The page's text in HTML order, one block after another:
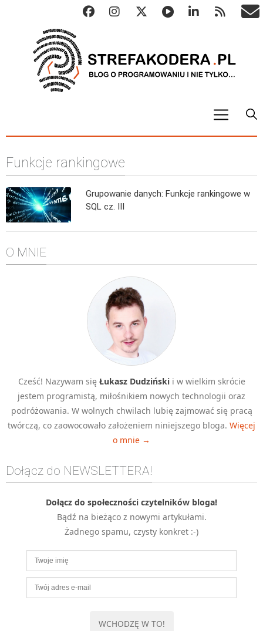
ALGO
Metody numeryczne
Algorytmy wyszukiwania
Inne
C++
Elementarz Java
Pascal
HTML 5
CSS 3
Django
PHP
WordPress
MOBILE
Android
KONTROLA WERSJI
SQL
Funkcje rankingowe
Grupowanie danych: Funkcje rankingowe w
SQL cz. III
O MNIE
Cześć! Nazywam się Łukasz Dudzińskii w wielkim skrócie
jestem programistą, miłośnikiem nowych technologii oraz
podróżowania. W wolnych chwilach lubię zajmować się pracą
twórczą, co zaowocowało założeniem niniejszego bloga. Więcej
o mnie →
Dołącz do NEWSLETTERA!
Dołącz do społeczności czytelników bloga!
Bądź na bieżąco z nowymi artykułami.
Żadnego spamu, czysty konkret :-)